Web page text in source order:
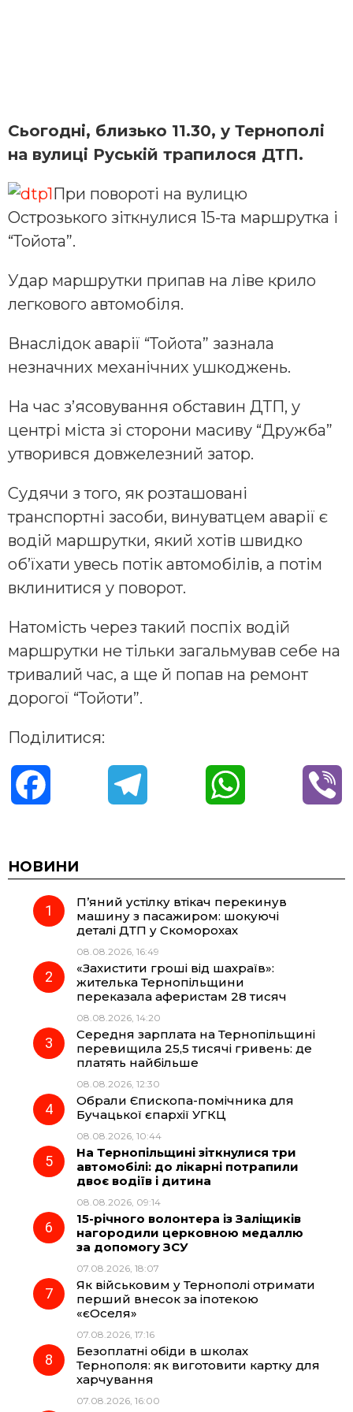
Сьогодні, близько 11.30, у Тернополі
на вулиці Руській трапилося ДТП.
При повороті на вулицю
Острозького зіткнулися 15-та маршрутка і
“Тойота”.
Удар маршрутки припав на ліве крило
легкового автомобіля.
Внаслідок аварії “Тойота” зазнала
незначних механічних ушкоджень.
На час з’ясовування обставин ДТП, у
центрі міста зі сторони масиву “Дружба”
утворився довжелезний затор.
Судячи з того, як розташовані
транспортні засоби, винуватцем аварії є
водій маршрутки, який хотів швидко
об’їхати увесь потік автомобілів, а потім
вклинитися у поворот.
Натомість через такий поспіх водій
маршрутки не тільки загальмував себе на
тривалий час, а ще й попав на ремонт
дорогої “Тойоти”.
Поділитися:
c
e
o
k
e
g
r
a
m
t
НОВИНИ
П’яний устілку втікач перекинув
машину з пасажиром: шокуючі
деталі ДТП у Скоморохах
08.08.2026, 16:49
«Захистити гроші від шахраїв»:
жителька Тернопільщини
переказала аферистам 28 тисяч
08.08.2026, 14:20
Середня зарплата на Тернопільщині
перевищила 25,5 тисячі гривень: де
платять найбільше
08.08.2026, 12:30
Обрали Єпископа-помічника для
Бучацької єпархії УГКЦ
08.08.2026, 10:44
На Тернопільщині зіткнулися три
автомобілі: до лікарні потрапили
двоє водіїв і дитина
08.08.2026, 09:14
15-річного волонтера із Заліщиків
нагородили церковною медаллю
за допомогу ЗСУ
07.08.2026, 18:07
Як військовим у Тернополі отримати
перший внесок за іпотекою
«єОселя»
07.08.2026, 17:16
Безоплатні обіди в школах
Тернополя: як виготовити картку для
харчування
07.08.2026, 16:00